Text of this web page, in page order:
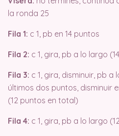
la ronda 25
Fila 1: c 1, pb en 14 puntos
Fila 2: c 1, gira, pb a lo largo
Fila 3: c 1, gira, disminuir, pb
últimos dos puntos, disminuir
(12 puntos en total)
Fila 4: c 1, gira, pb a lo largo